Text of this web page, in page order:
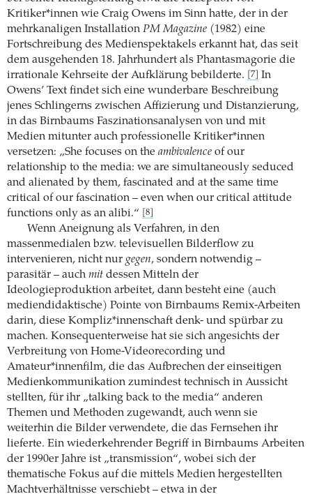
Kritiker*innen wie Craig Owens im Sinn hatte, der in der
mehrkanaligen Installation PM Magazine (1982) eine
Fortschreibung des Medienspektakels erkannt hat, das seit
dem ausgehenden 18. Jahrhundert als Phantasmagorie die
irrationale Kehrseite der Aufklärung bebilderte.
[7]
In
Owens’ Text findet sich eine wunderbare Beschreibung
jenes Schlingerns zwischen Affizierung und Distanzierung,
in das Birnbaums Faszinationsanalysen von und mit
Medien mitunter auch professionelle Kritiker*innen
versetzen: „She focuses on the ambivalence of our
relationship to the media: we are simultaneously seduced
and alienated by them, fascinated and at the same time
critical of our fascination – even when our critical attitude
functions only as an alibi.“
[8]
Wenn Aneignung als Verfahren, in den
massenmedialen bzw. televisuellen Bilderflow zu
intervenieren, nicht nur gegen, sondern notwendig –
parasitär – auch mit dessen Mitteln der
Ideologieproduktion arbeitet, dann besteht eine (auch
mediendidaktische) Pointe von Birnbaums Remix-Arbeiten
darin, diese Kompliz*innenschaft denk- und spürbar zu
machen. Konsequenterweise hat sie sich angesichts der
Verbreitung von Home-Videorecording und
Amateur*innenfilm, die das Aufbrechen der einseitigen
Medienkommunikation zumindest technisch in Aussicht
stellten, für ihr „talking back to the media“ anderen
Themen und Methoden zugewandt, auch wenn sie
weiterhin die Bilder verwendete, die das Fernsehen ihr
lieferte. Ein wiederkehrender Begriff in Birnbaums Arbeiten
der 1990er Jahre ist „transmission“, wobei sich der
thematische Fokus auf die mittels Medien hergestellten
Machtverhältnisse verschiebt – etwa in der